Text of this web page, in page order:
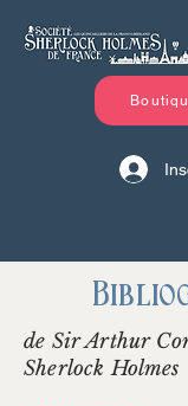
de Sir Arthur
Sherlock Holmes